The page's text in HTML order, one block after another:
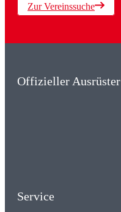
Zur Vereinssuche
Offizieller Ausrüster
Service